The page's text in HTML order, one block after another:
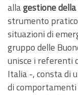
allagestione
strumento
situazioni di
gruppo delle
unisce i referenti
Italia -, consta di
di comportamenti